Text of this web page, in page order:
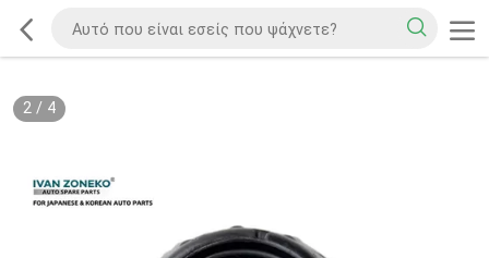
2/ 4